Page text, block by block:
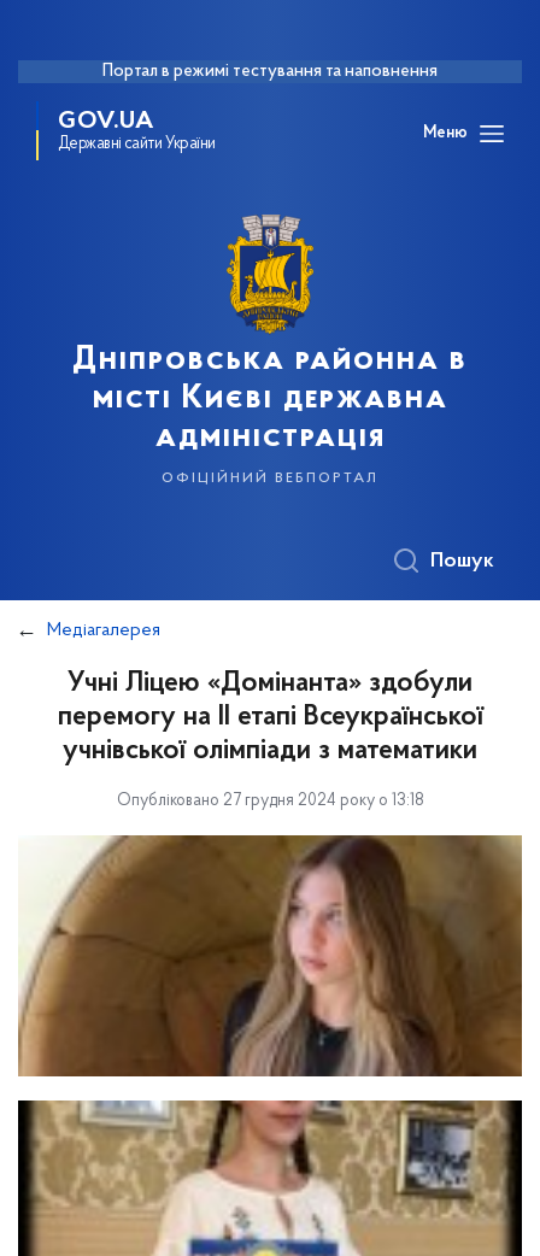
Портал в режимі тестування та наповнення
GOV.UA
Державні сайти України
Меню
Дніпровська районна в
місті Києві державна
адміністрація
офіційний вебпортал
Пошук
Медіагалерея
Учні Ліцею «Домінанта» здобули
перемогу на ІІ етапі Всеукраїнської
учнівської олімпіади з математики
Опубліковано 27 грудня 2024 року о 13:18